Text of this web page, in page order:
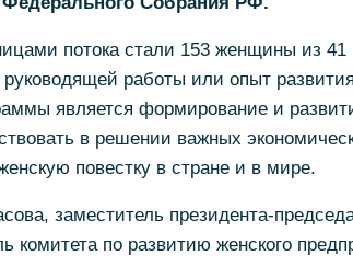
потока стали 153 женщины из 41
работы или опыт
является формирование и
в решении важных
повестку в стране и в мире.
заместитель президента-
комитета по развитию женского